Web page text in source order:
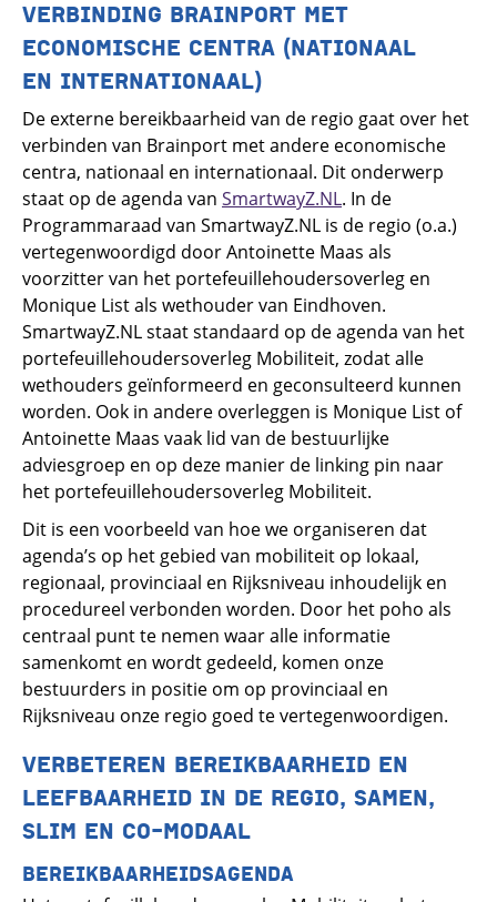
VERBINDING BRAINPORT MET
ECONOMISCHE CENTRA (NATIONAAL
EN INTERNATIONAAL)
De externe bereikbaarheid van de regio gaat over het
verbinden van Brainport met andere economische
centra, nationaal en internationaal. Dit onderwerp
staat op de agenda van SmartwayZ.NL. In de
Programmaraad van SmartwayZ.NL is de regio (o.a.)
vertegenwoordigd door Antoinette Maas als
voorzitter van het portefeuillehoudersoverleg en
Monique List als wethouder van Eindhoven.
SmartwayZ.NL staat standaard op de agenda van het
portefeuillehoudersoverleg Mobiliteit, zodat alle
wethouders geïnformeerd en geconsulteerd kunnen
worden. Ook in andere overleggen is Monique List of
Antoinette Maas vaak lid van de bestuurlijke
adviesgroep en op deze manier de linking pin naar
het portefeuillehoudersoverleg Mobiliteit.
Dit is een voorbeeld van hoe we organiseren dat
agenda’s op het gebied van mobiliteit op lokaal,
regionaal, provinciaal en Rijksniveau inhoudelijk en
procedureel verbonden worden. Door het poho als
centraal punt te nemen waar alle informatie
samenkomt en wordt gedeeld, komen onze
bestuurders in positie om op provinciaal en
Rijksniveau onze regio goed te vertegenwoordigen.
VERBETEREN BEREIKBAARHEID EN
LEEFBAARHEID IN DE REGIO, SAMEN,
SLIM EN CO-MODAAL
BEREIKBAARHEIDSAGENDA